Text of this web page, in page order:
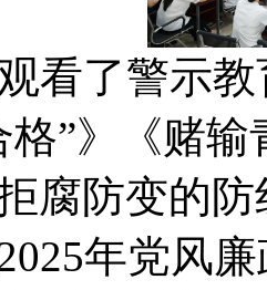
看了警示教
格”》《赌
腐防变的
年党风